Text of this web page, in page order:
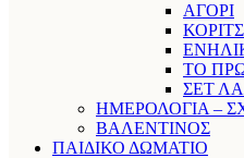
ΑΓΟΡΙ
ΤΟ
ΣΕΤ
ΗΜΕΡΟΛΟΓΙΑ –
ΒΑΛΕΝΤΙΝΟΣ
ΠΑΙΔΙΚΟ ΔΩΜΑΤΙΟ